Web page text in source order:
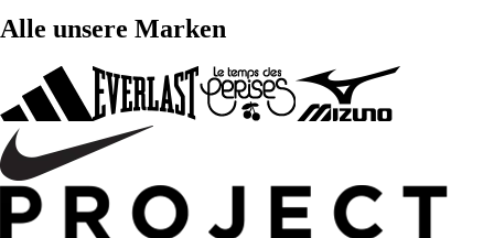
Alle unsere Marken